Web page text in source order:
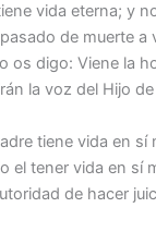
vida eterna; y
de muerte a
os digo: Viene la
la voz del Hijo
tiene vida en sí
el tener vida en sí
de hacer